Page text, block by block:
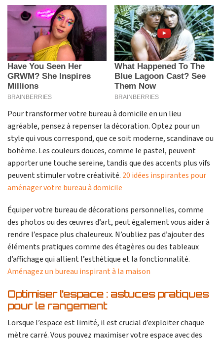
Pour transformer votre bureau à domicile en un lieu
agréable, pensez à repenser la décoration. Optez pour un
style qui vous correspond, que ce soit moderne, scandinave ou
bohème. Les couleurs douces, comme le pastel, peuvent
apporter une touche sereine, tandis que des accents plus vifs
peuvent stimuler votre créativité. 20 idées inspirantes pour
aménager votre bureau à domicile
Équiper votre bureau de décorations personnelles, comme
des photos ou des œuvres d’art, peut également vous aider à
rendre l’espace plus chaleureux. N’oubliez pas d’ajouter des
éléments pratiques comme des étagères ou des tableaux
d’affichage qui allient l’esthétique et la fonctionnalité.
Aménagez un bureau inspirant à la maison
Optimiser l’espace : astuces pratiques
pour le rangement
Lorsque l’espace est limité, il est crucial d’exploiter chaque
mètre carré. Vous pouvez maximiser votre espace avec des